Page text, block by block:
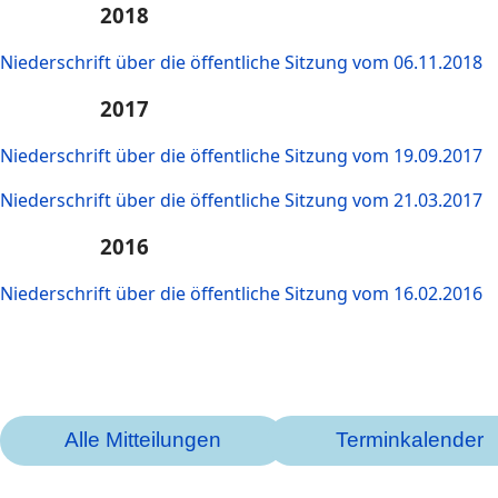
2018
Niederschrift über die öffentliche Sitzung vom 06.11.2018
2017
Niederschrift über die öffentliche Sitzung vom 19.09.2017
Niederschrift über die öffentliche Sitzung vom 21.03.2017
2016
Niederschrift über die öffentliche Sitzung vom 16.02.2016
Alle Mitteilungen Terminkalender